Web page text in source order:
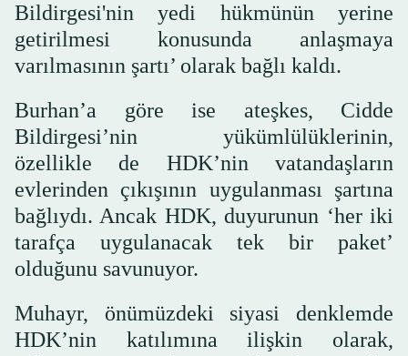
Bildirgesi'nin yedi hükmünün yerine
getirilmesi konusunda anlaşmaya
varılmasının şartı’ olarak bağlı kaldı.
Burhan’a göre ise ateşkes, Cidde
Bildirgesi’nin yükümlülüklerinin,
özellikle de HDK’nin vatandaşların
evlerinden çıkışının uygulanması şartına
bağlıydı. Ancak HDK, duyurunun ‘her iki
tarafça uygulanacak tek bir paket’
olduğunu savunuyor.
Muhayr, önümüzdeki siyasi denklemde
HDK’nin katılımına ilişkin olarak,